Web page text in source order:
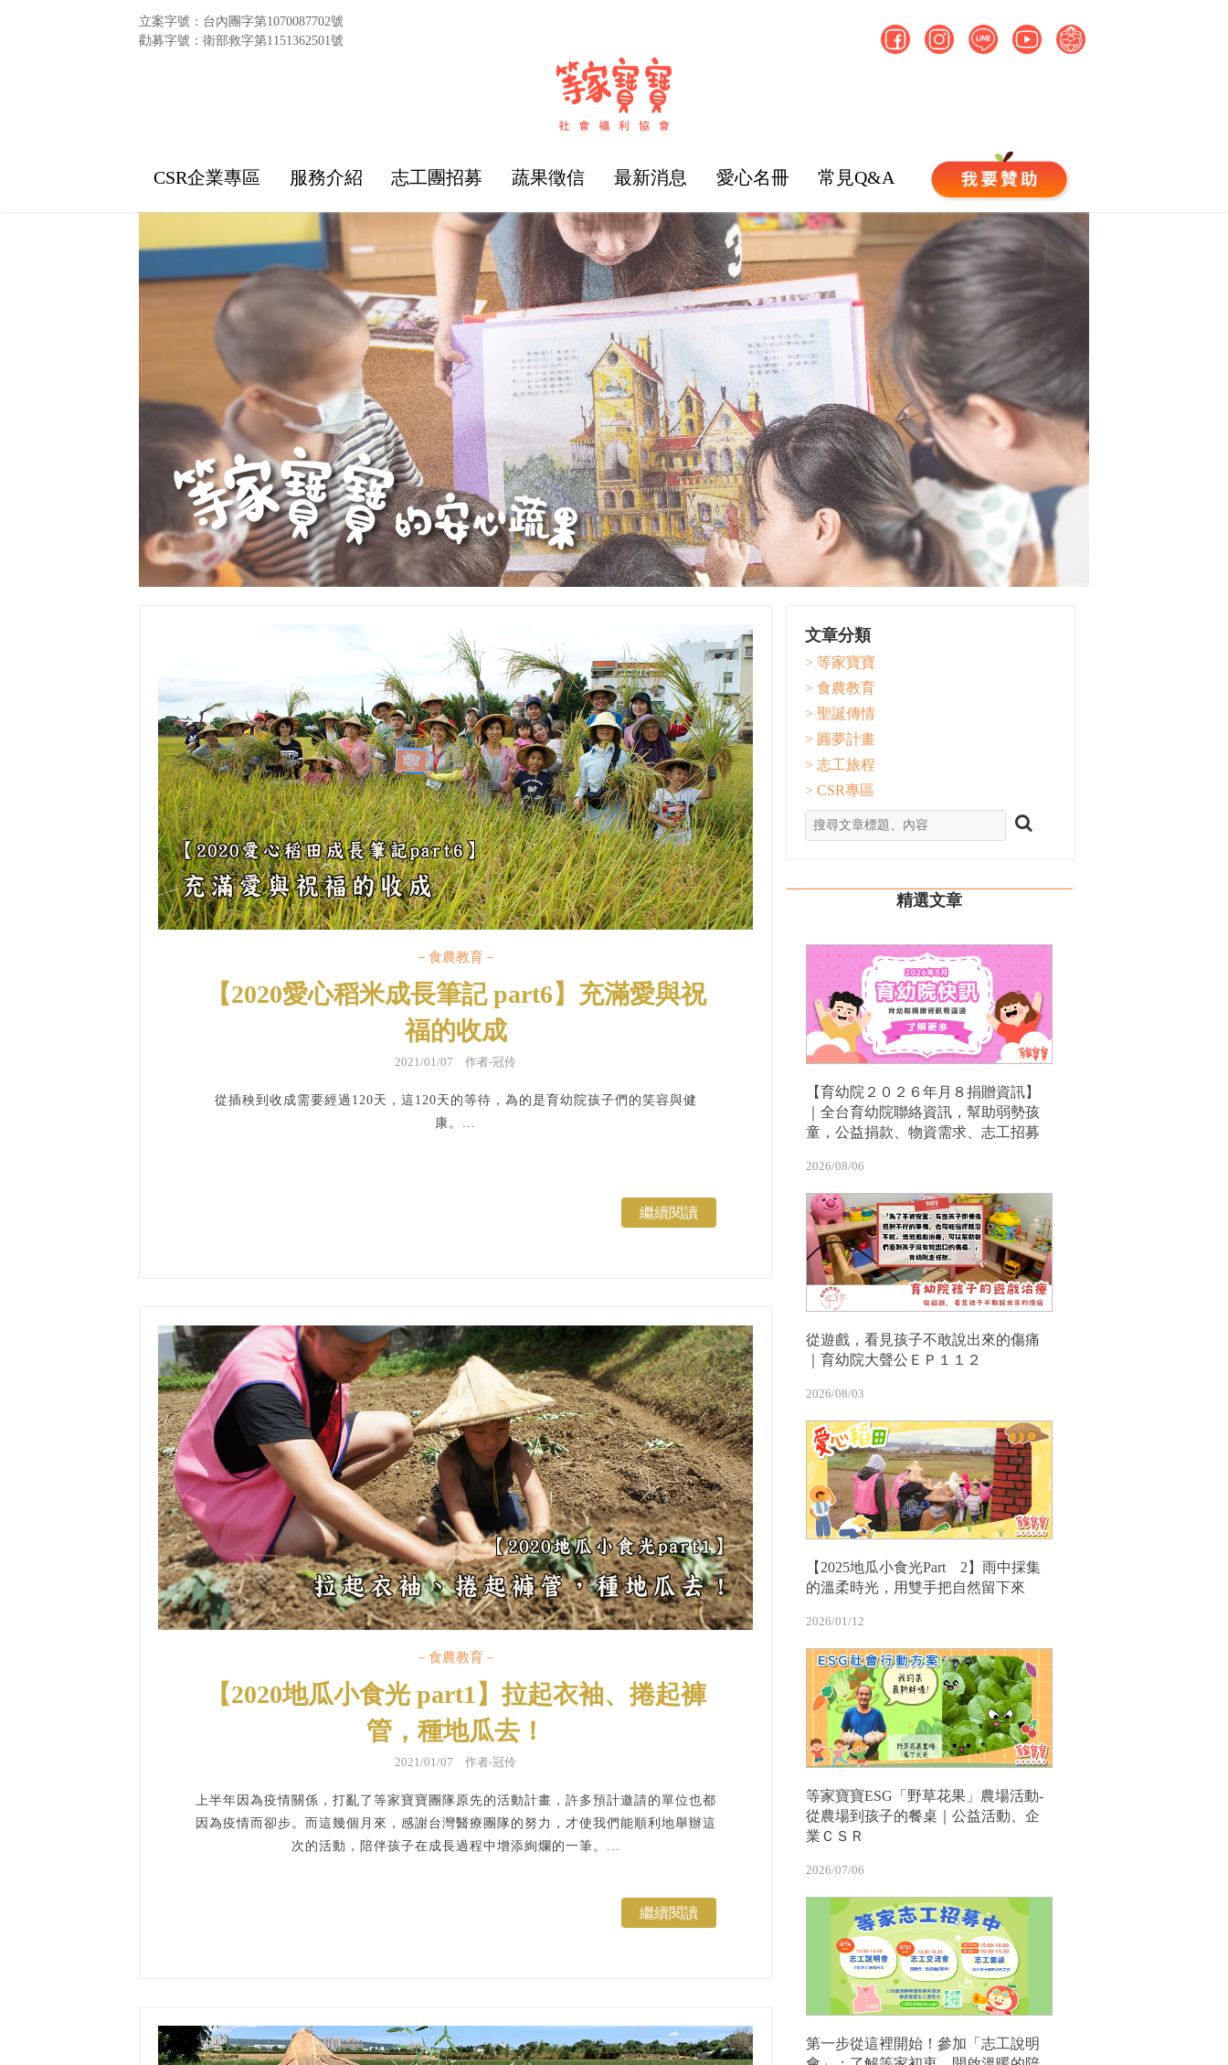
立案字號：台內團字第1070087702號
勸募字號：衛部救字第1151362501號
CSR企業專區 服務介紹 志工團招募 蔬果徵信 最新消息 愛心名冊 常見Q&A
－食農教育－
【2020愛心稻米成長筆記 part6】充滿愛與祝
福的收成
2021/01/07 作者-冠伶
從插秧到收成需要經過120天，這120天的等待，為的是育幼院孩子們的笑容與健
康。...
繼續閱讀
－食農教育－
【2020地瓜小食光 part1】拉起衣袖、捲起褲
管，種地瓜去！
2021/01/07 作者-冠伶
上半年因為疫情關係，打亂了等家寶寶團隊原先的活動計畫，許多預計邀請的單位也都
因為疫情而卻步。而這幾個月來，感謝台灣醫療團隊的努力，才使我們能順利地舉辦這
次的活動，陪伴孩子在成長過程中增添絢爛的一筆。...
繼續閱讀
文章分類
> 等家寶寶
> 食農教育
> 聖誕傳情
> 圓夢計畫
> 志工旅程
> CSR專區
精選文章
【育幼院２０２６年月８捐贈資訊】
｜全台育幼院聯絡資訊，幫助弱勢孩
童，公益捐款、物資需求、志工招募
2026/08/06
從遊戲，看見孩子不敢說出來的傷痛
｜育幼院大聲公ＥＰ１１２
2026/08/03
【2025地瓜小食光Part 2】雨中採集
的溫柔時光，用雙手把自然留下來
2026/01/12
等家寶寶ESG「野草花果」農場活動-
從農場到孩子的餐桌｜公益活動、企
業ＣＳＲ
2026/07/06
第一步從這裡開始！參加「志工說明